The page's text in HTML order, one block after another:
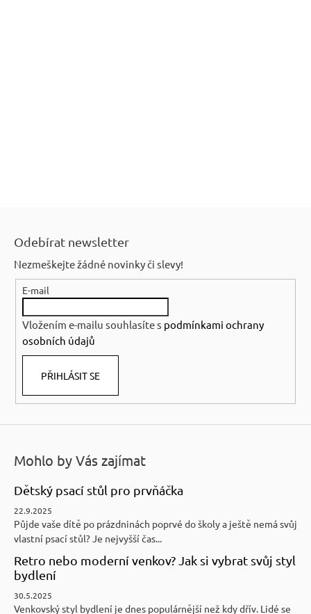
Odebírat newsletter
Nezmeškejte žádné novinky či slevy!
E-mail
Vložením e-mailu souhlasíte s podmínkami ochrany
osobních údajů
PŘIHLÁSIT SE
Mohlo by Vás zajímat
Dětský psací stůl pro prvňáčka
22.9.2025
Půjde vaše dítě po prázdninách poprvé do školy a ještě nemá svůj
vlastní psací stůl? Je nejvyšší čas...
Retro nebo moderní venkov? Jak si vybrat svůj styl
bydlení
30.5.2025
Venkovský styl bydlení je dnes populárnější než kdy dřív. Lidé se